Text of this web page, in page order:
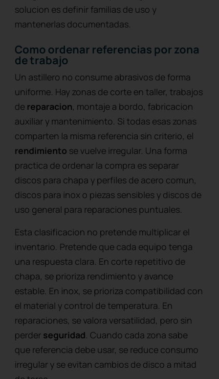
solucion es definir familias de uso y
mantenerlas documentadas.
Como ordenar referencias por zona
de trabajo
Un astillero no consume abrasivos de forma
uniforme. Hay zonas de corte en taller, trabajos
de reparacion, montaje a bordo, fabricacion
auxiliar y mantenimiento. Si todas esas zonas
comparten la misma referencia sin criterio, el
rendimiento se vuelve irregular. Una forma
practica de ordenar la compra es separar
discos para chapa y perfiles de acero comun,
discos para inox o piezas sensibles y discos de
uso general para reparaciones puntuales.
Esta clasificacion no pretende multiplicar el
inventario. Pretende que cada equipo tenga
una respuesta clara. En corte repetitivo de
chapa, se prioriza rendimiento y avance
estable. En inox, se prioriza compatibilidad con
el material y control de temperatura. En
reparaciones, se valora versatilidad, pero sin
perder seguridad. Cuando cada zona sabe
que referencia debe usar, se reduce consumo
irregular y se evitan cambios de disco a mitad